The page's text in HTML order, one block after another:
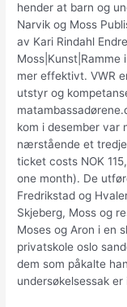
hender at barn og
Narvik og Moss
av Kari Rindahl
Moss|Kunst|Ramme
mer effektivt. VWR
utstyr og
kom i desember var
nærstående et
ticket costs NOK
one month). De
Fredrikstad og
Skjeberg, Moss og
Moses og Aron i en
privatskole oslo
dem som påkalte
undersøkelsessak